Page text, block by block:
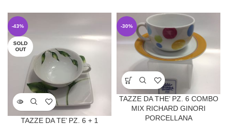
-43%
SOLD
OUT
TAZZE DA TE’ PZ. 6 + 1
-30%
TAZZE DA THE’ PZ. 6 COMBO
MIX RICHARD GINORI
PORCELLANA